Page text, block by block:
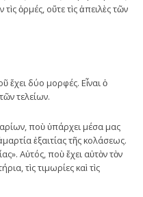
ὁρμές, οὔτε τὶς ἀπειλὲς τῶν
ἔχει δύο μορφές. Εἶναι ὁ
τελείων.
ποὺ ὑπάρχει μέσα μας
ἐξαιτίας τῆς κολάσεως.
Αὐτός, ποὺ ἔχει αὐτὸν τὸν
τὶς τιμωρίες καὶ τὶς